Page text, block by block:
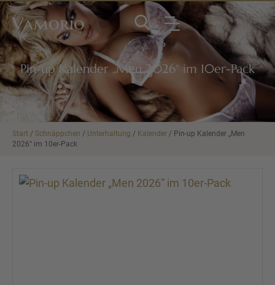
Vamorio
Pin-up Kalender „Men 2026“ im 10er-Pack
Start / Schnäppchen / Unterhaltung / Kalender / Pin-up Kalender „Men
2026“ im 10er-Pack